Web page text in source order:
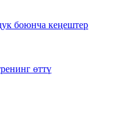
боюнча кеңештер
өттү